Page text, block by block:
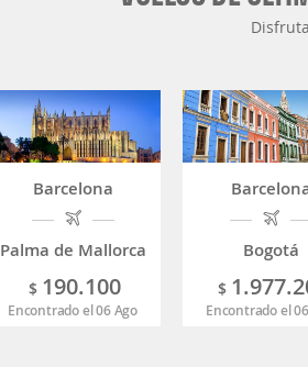
Barcelona
Palma de Mallorca
$ 190.100
Encontrado el 06 Ago
Bogotá
$
Encontrado el